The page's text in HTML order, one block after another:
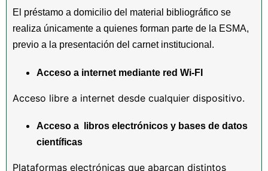
El préstamo a domicilio del material bibliográfico se
realiza únicamente a quienes forman parte de la ESMA,
previo a la presentación del carnet institucional.
Acceso a internet mediante red Wi-FI
Acceso libre a internet desde cualquier dispositivo.
Acceso a libros electrónicos y bases de datos
científicas
Plataformas electrónicas que abarcan distintos